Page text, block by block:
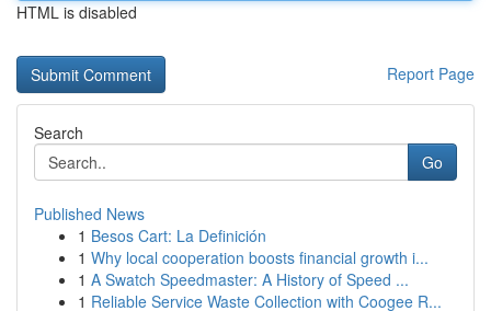
HTML is disabled
Report Page
Search
Go
Published News
1 Besos Cart: La Definición
1 Why local cooperation boosts financial growth i...
1 A Swatch Speedmaster: A History of Speed ...
1 Reliable Service Waste Collection with Coogee R...